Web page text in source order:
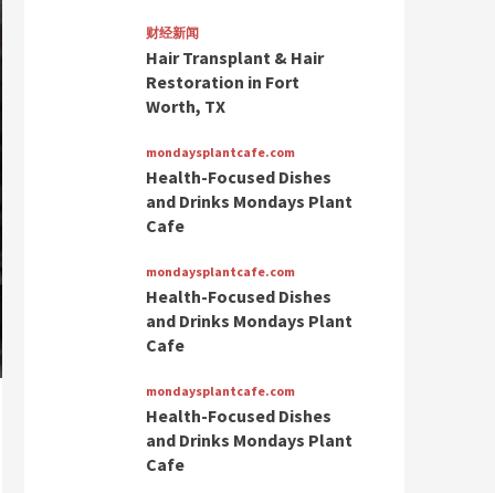
财经新闻
Hair Transplant & Hair
Restoration in Fort
Worth, TX
mondaysplantcafe.com
Health-Focused Dishes
and Drinks Mondays Plant
Cafe
mondaysplantcafe.com
Health-Focused Dishes
and Drinks Mondays Plant
Cafe
mondaysplantcafe.com
Health-Focused Dishes
and Drinks Mondays Plant
Cafe